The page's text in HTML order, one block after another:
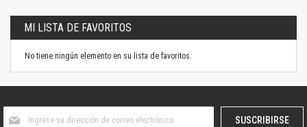
MI LISTA DE FAVORITOS
No tiene ningún elemento en su lista de favoritos.
SUSCRIBIRSE